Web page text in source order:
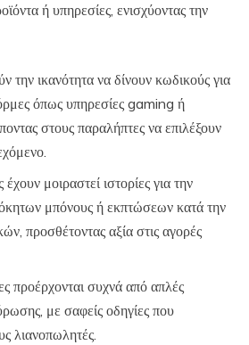
ή υπηρεσίες, ενισχύοντας την
την ικανότητα να δίνουν κωδικούς για
όπως υπηρεσίες gaming ή
στους παραλήπτες να επιλέξουν
μοιραστεί ιστορίες για την
μπόνους ή εκπτώσεων κατά την
προσθέτοντας αξία στις αγορές
προέρχονται συχνά από απλές
με σαφείς οδηγίες που
λιανοπωλητές.